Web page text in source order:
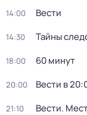
14:00 Вести
14:30 Тайны
18:00 60 минут
20:00 Вести в
21:10 Вести.